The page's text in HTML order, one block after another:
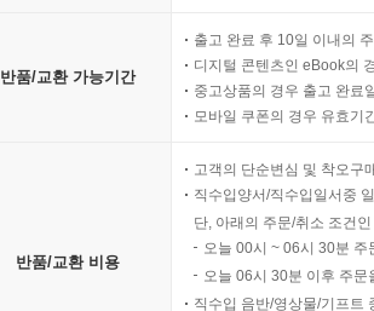
반품/교환 가능기간
출고 완료 후 10일 이내의
디지털 콘텐츠인 eBook의
중고상품의 경우 출고 완료
모바일 쿠폰의 경우 유효기
반품/교환 비용
고객의 단순변심 및 착오구
직수입양서/직수입일서중
단, 아래의 주문/취소 조건
오늘 00시 ~ 06시 30분
오늘 06시 30분 이후 주
직수입 음반/영상물/기프트